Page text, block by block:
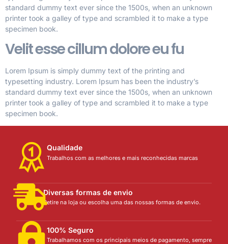
standard dummy text ever since the 1500s, when an unknown
printer took a galley of type and scrambled it to make a type
specimen book.
Velit esse cillum dolore eu fu
Lorem Ipsum is simply dummy text of the printing and
typesetting industry. Lorem Ipsum has been the industry’s
standard dummy text ever since the 1500s, when an unknown
printer took a galley of type and scrambled it to make a type
specimen book.
Qualidade
Trabalhos com as melhores e mais reconhecidas marcas
Diversas formas de envio
Retire na loja ou escolha uma das nossas formas de envio.
100% Seguro
Trabalhamos com os principais meios de pagamento, sempre